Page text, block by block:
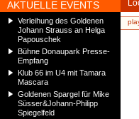
AKTUELLE EVENTS
Verleihung des Goldenen
Johann Strauss an Helga
Papouschek
Bühne Donaupark Presse-
Empfang
Klub 66 im U4 mit Tamara
Mascara
Goldenen Spargel für Mike
Süsser&Johann-Philipp
Spiegelfeld